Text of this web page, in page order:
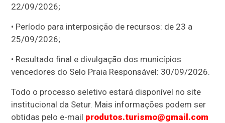
22/09/2026;
• Período para interposição de recursos: de 23 a
25/09/2026;
• Resultado final e divulgação dos municípios
vencedores do Selo Praia Responsável: 30/09/2026.
Todo o processo seletivo estará disponível no site
institucional da Setur. Mais informações podem ser
obtidas pelo e-mail produtos.turismo@gmail.com